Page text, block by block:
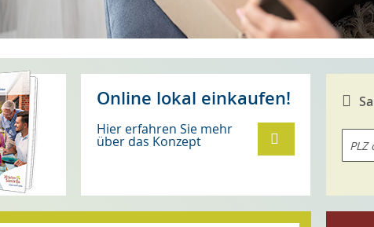
Online lokal einkaufen!
Hier erfahren Sie mehr
über das Konzept